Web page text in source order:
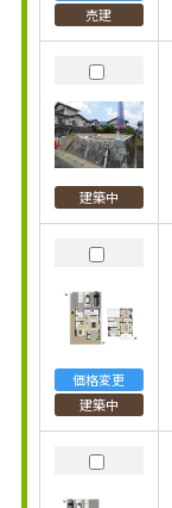
売建
建築中
価格変更
建築中